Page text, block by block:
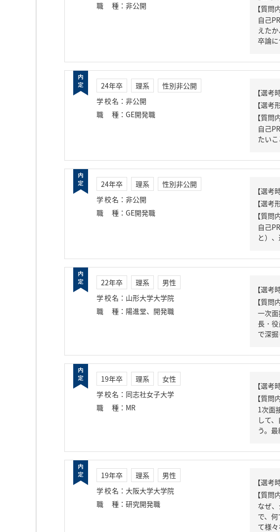
職種 ： 非公開
【質問
自己
えた
卒論
24年卒 理系
性別非公開
学校名 ： 非公開
職種 ： GE開発職
【質問
自己
たい
24年卒 理系
性別非公開
学校名 ： 非公開
職種 ： GE開発職
【質問
自己
と）
22年卒 理系
男性
学校名 ： 山形大学大学院
職種 ： 陽進堂、開発職
【質問
一次
長・
で深
19年卒 理系
女性
学校名 ： 同志社女子大学
職種 ： MR
【質問
1次面
して
う。
19年卒 理系
男性
学校名 ： 大阪大学大学院
職種 ： 研究開発職
【質問
なぜ
で、
て様